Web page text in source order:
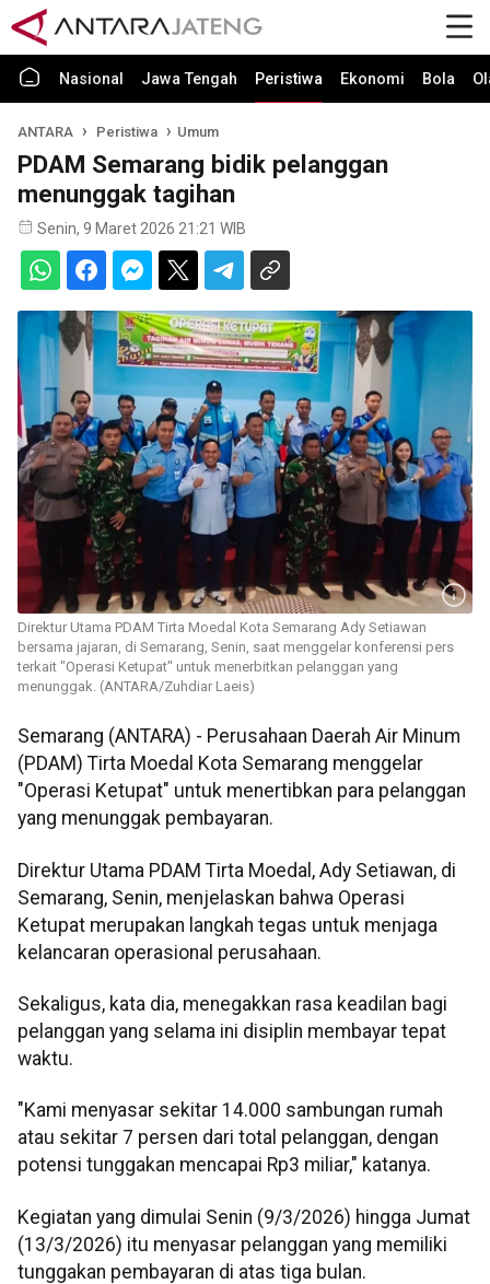
Nasional Jawa Tengah Peristiwa Ekonomi Bola
ANTARA Peristiwa Umum
PDAM Semarang bidik pelanggan
menunggak tagihan
Senin, 9 Maret 2026 21:21 WIB
Direktur Utama PDAM Tirta Moedal Kota Semarang Ady Setiawan
bersama jajaran, di Semarang, Senin, saat menggelar konferensi pers
terkait "Operasi Ketupat" untuk menerbitkan pelanggan yang
menunggak. (ANTARA/Zuhdiar Laeis)
Semarang (ANTARA) - Perusahaan Daerah Air Minum
(PDAM) Tirta Moedal Kota Semarang menggelar
"Operasi Ketupat" untuk menertibkan para pelanggan
yang menunggak pembayaran.
Direktur Utama PDAM Tirta Moedal, Ady Setiawan, di
Semarang, Senin, menjelaskan bahwa Operasi
Ketupat merupakan langkah tegas untuk menjaga
kelancaran operasional perusahaan.
Sekaligus, kata dia, menegakkan rasa keadilan bagi
pelanggan yang selama ini disiplin membayar tepat
waktu.
"Kami menyasar sekitar 14.000 sambungan rumah
atau sekitar 7 persen dari total pelanggan, dengan
potensi tunggakan mencapai Rp3 miliar," katanya.
Kegiatan yang dimulai Senin (9/3/2026) hingga Jumat
(13/3/2026) itu menyasar pelanggan yang memiliki
tunggakan pembayaran di atas tiga bulan.